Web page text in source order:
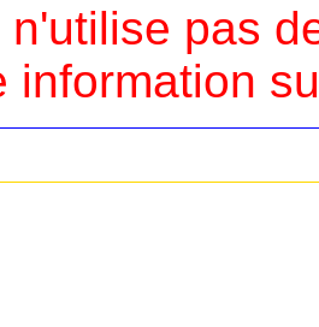
n'utilise pas
information